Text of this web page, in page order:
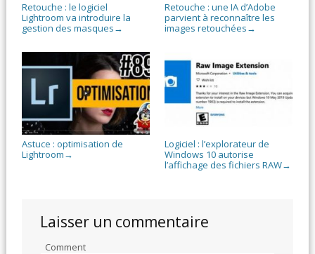
Retouche : le logiciel
Lightroom va introduire la
gestion des masques →
Retouche : une IA d’Adobe
parvient à reconnaître les
images retouchées →
Astuce : optimisation de
Lightroom →
Logiciel : l’explorateur de
Windows 10 autorise
l’affichage des fichiers RAW→
Laisser un commentaire
Comment